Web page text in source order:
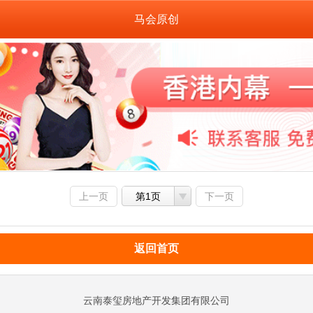
马会原创
上一页 第1页 下一页
返回首页
云南泰玺房地产开发集团有限公司